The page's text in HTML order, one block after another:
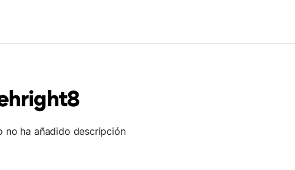
no ha añadido descripción